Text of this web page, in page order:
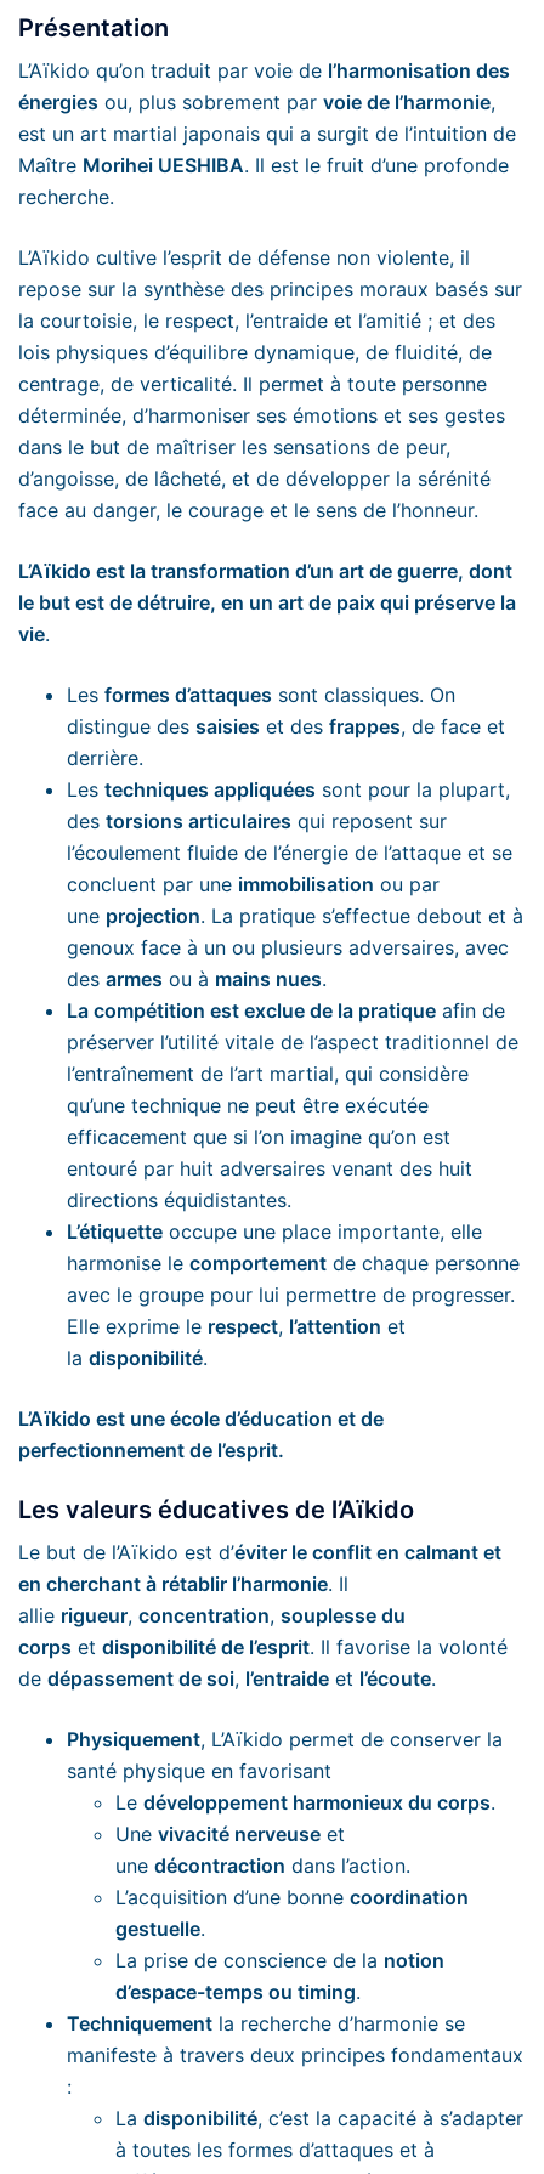
Présentation
L’Aïkido qu’on traduit par voie de l’harmonisation des
énergies ou, plus sobrement par voie de l’harmonie,
est un art martial japonais qui a surgit de l’intuition de
Maître Morihei UESHIBA. Il est le fruit d’une profonde
recherche.
L’Aïkido cultive l’esprit de défense non violente, il
repose sur la synthèse des principes moraux basés sur
la courtoisie, le respect, l’entraide et l’amitié ; et des
lois physiques d’équilibre dynamique, de fluidité, de
centrage, de verticalité. Il permet à toute personne
déterminée, d’harmoniser ses émotions et ses gestes
dans le but de maîtriser les sensations de peur,
d’angoisse, de lâcheté, et de développer la sérénité
face au danger, le courage et le sens de l’honneur.
L’Aïkido est la transformation d’un art de guerre, dont
le but est de détruire, en un art de paix qui préserve la
vie.
Les formes d’attaques sont classiques. On
distingue des saisies et des frappes, de face et
derrière.
Les techniques appliquées sont pour la plupart,
des torsions articulaires qui reposent sur
l’écoulement fluide de l’énergie de l’attaque et se
concluent par une immobilisation ou par
une projection. La pratique s’effectue debout et à
genoux face à un ou plusieurs adversaires, avec
des armes ou à mains nues.
La compétition est exclue de la pratique afin de
préserver l’utilité vitale de l’aspect traditionnel de
l’entraînement de l’art martial, qui considère
qu’une technique ne peut être exécutée
efficacement que si l’on imagine qu’on est
entouré par huit adversaires venant des huit
directions équidistantes.
L’étiquette occupe une place importante, elle
harmonise le comportement de chaque personne
avec le groupe pour lui permettre de progresser.
Elle exprime le respect, l’attention et
la disponibilité.
L’Aïkido est une école d’éducation et de
perfectionnement de l’esprit.
Les valeurs éducatives de l’Aïkido
Le but de l’Aïkido est d’éviter le conflit en calmant et
en cherchant à rétablir l’harmonie. Il
allie rigueur, concentration, souplesse du
corps et disponibilité de l’esprit. Il favorise la volonté
de dépassement de soi, l’entraide et l’écoute.
Physiquement, L’Aïkido permet de conserver la
santé physique en favorisant
Le développement harmonieux du corps.
Une vivacité nerveuse et
une décontraction dans l’action.
L’acquisition d’une bonne coordination
gestuelle.
La prise de conscience de la notion
d’espace-temps ou timing.
Techniquement la recherche d’harmonie se
manifeste à travers deux principes fondamentaux
:
La disponibilité, c’est la capacité à s’adapter
à toutes les formes d’attaques et à